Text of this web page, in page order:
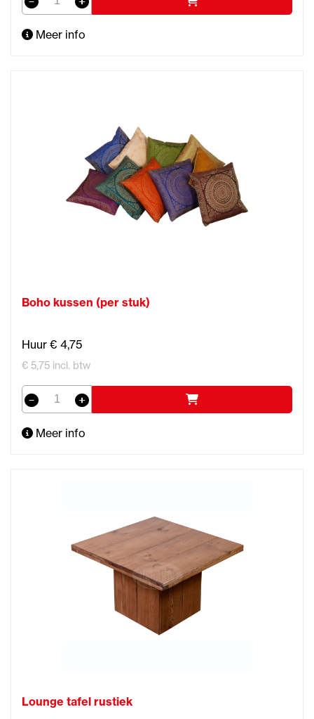
Meer info
Boho kussen (per stuk)
Huur € 4,75
€ 5,75 incl. btw
Meer info
Lounge tafel rustiek